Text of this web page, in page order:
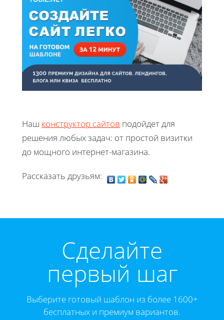
Наш конструктор сайтов подойдет для
решения любых задач: от простой визитки
до мощного интернет-магазина.
Рассказать друзьям:
Cделайте
первый шаг
Выберите готовый шаблон из более 1600+
бесплатных и премиум вариантов.